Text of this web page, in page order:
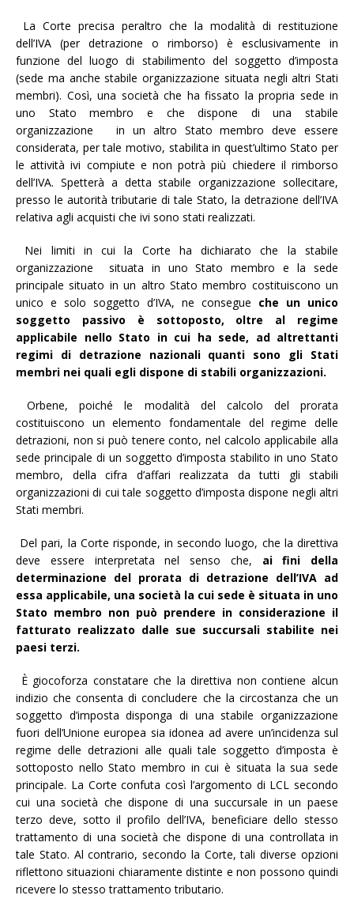
La Corte precisa peraltro che la modalità di restituzione
dell’IVA (per detrazione o rimborso) è esclusivamente in
funzione del luogo di stabilimento del soggetto d’imposta
(sede ma anche stabile organizzazione situata negli altri Stati
membri). Così, una società che ha fissato la propria sede in
uno Stato membro e che dispone di una stabile
organizzazione in un altro Stato membro deve essere
considerata, per tale motivo, stabilita in quest’ultimo Stato per
le attività ivi compiute e non potrà più chiedere il rimborso
dell’IVA. Spetterà a detta stabile organizzazione sollecitare,
presso le autorità tributarie di tale Stato, la detrazione dell’IVA
relativa agli acquisti che ivi sono stati realizzati.
Nei limiti in cui la Corte ha dichiarato che la stabile
organizzazione situata in uno Stato membro e la sede
principale situato in un altro Stato membro costituiscono un
unico e solo soggetto d’IVA, ne consegue che un unico
soggetto passivo è sottoposto, oltre al regime
applicabile nello Stato in cui ha sede, ad altrettanti
regimi di detrazione nazionali quanti sono gli Stati
membri nei quali egli dispone di stabili organizzazioni.
Orbene, poiché le modalità del calcolo del prorata
costituiscono un elemento fondamentale del regime delle
detrazioni, non si può tenere conto, nel calcolo applicabile alla
sede principale di un soggetto d’imposta stabilito in uno Stato
membro, della cifra d’affari realizzata da tutti gli stabili
organizzazioni di cui tale soggetto d’imposta dispone negli altri
Stati membri.
Del pari, la Corte risponde, in secondo luogo, che la direttiva
deve essere interpretata nel senso che, ai fini della
determinazione del prorata di detrazione dell’IVA ad
essa applicabile, una società la cui sede è situata in uno
Stato membro non può prendere in considerazione il
fatturato realizzato dalle sue succursali stabilite nei
paesi terzi.
È giocoforza constatare che la direttiva non contiene alcun
indizio che consenta di concludere che la circostanza che un
soggetto d’imposta disponga di una stabile organizzazione
fuori dell’Unione europea sia idonea ad avere un’incidenza sul
regime delle detrazioni alle quali tale soggetto d’imposta è
sottoposto nello Stato membro in cui è situata la sua sede
principale. La Corte confuta così l’argomento di LCL secondo
cui una società che dispone di una succursale in un paese
terzo deve, sotto il profilo dell’IVA, beneficiare dello stesso
trattamento di una società che dispone di una controllata in
tale Stato. Al contrario, secondo la Corte, tali diverse opzioni
riflettono situazioni chiaramente distinte e non possono quindi
ricevere lo stesso trattamento tributario.